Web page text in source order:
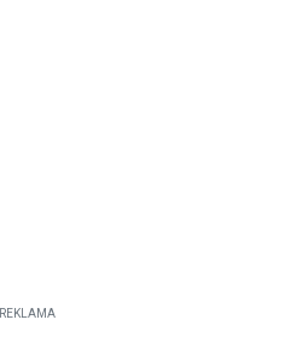
REKLAMA